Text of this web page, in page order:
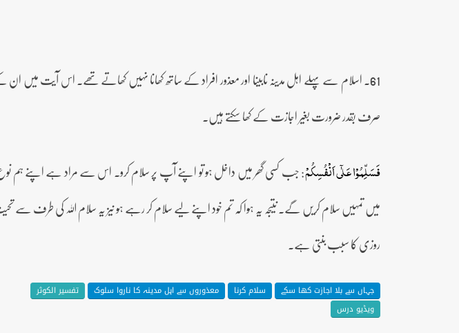
61۔ اسلام سے پہلے اہل مدینہ نابینا اور معذور افراد کے ساتھ کھانا نہیں کھاتے تھے۔ اس آیت میں ان کے ساتھ کھانا کھانے کا حکم دیا۔
صرف بقدر ضرورت بغیر اجازت کے کھا سکتے ہیں۔
فَسَلِّمُوۡا عَلٰۤی اَنۡفُسِکُمۡ: جب کسی گھر میں داخل ہو تو اپنے آپ پر سلام کرو۔ اس سے مراد ہے اپنے ہم نوع
میں تمہیں سلام کریں گے۔ نتیجہ یہ ہوا کہ تم خود اپنے لیے سلام کر رہے ہو نیز یہ سلام اللہ کی
روزی کا سبب بنتی ہے۔
جہاں سے بلا اجازت کھا سکے سلام کرنا معذوروں سے اہل مدینہ کا ناروا سلوک
تفسیر الکوثر
ویڈیو درس